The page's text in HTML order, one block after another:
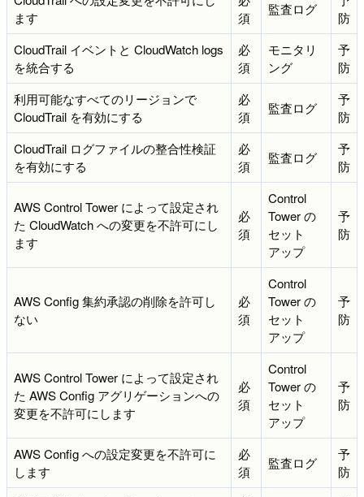
ます
須
監査ログ
防
CloudTrail イベントと CloudWatch logs
を統合する
必
須
モニタリ
ング
予
防
利用可能なすべてのリージョンで
CloudTrail を有効にする
必
須
監査ログ
予
防
CloudTrail ログファイルの整合性検証
を有効にする
必
須
監査ログ
予
防
AWS Control Tower によって設定され
た CloudWatch への変更を不許可にし
ます
必
須
Control
Tower の
セット
アップ
予
防
AWS Config 集約承認の削除を許可し
ない
必
須
Control
Tower の
セット
アップ
予
防
AWS Control Tower によって設定され
た AWS Config アグリゲーションへの
変更を不許可にします
必
須
Control
Tower の
セット
アップ
予
防
AWS Config への設定変更を不許可に
します
必
須
監査ログ
予
防